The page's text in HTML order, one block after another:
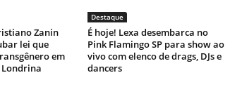
Zanin
lei que
em
Londrina
Destaque
É hoje! Lexa desembarca no
Pink Flamingo SP para show ao
vivo com elenco de drags, DJs e
dancers